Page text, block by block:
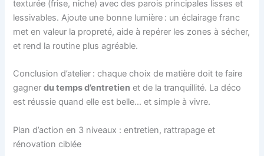
texturée (frise, niche) avec des parois principales lisses et
lessivables. Ajoute une bonne lumière : un éclairage franc
met en valeur la propreté, aide à repérer les zones à sécher,
et rend la routine plus agréable.
Conclusion d’atelier : chaque choix de matière doit te faire
gagnerdu temps d’entretien et de la tranquillité. La déco
est réussie quand elle est belle… et simple à vivre.
Plan d’action en 3 niveaux : entretien, rattrapage et
rénovation ciblée